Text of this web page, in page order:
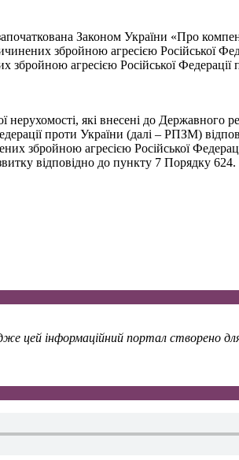
Законом України «Про
збройною агресією Російської
агресією Російської Федерації
які внесені до
проти України (далі – РПЗМ)
збройною агресією Російської
відповідно до пункту 7 Порядку 624.
цей інформаційний портал створено